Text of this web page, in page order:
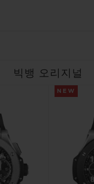
빅뱅 오리지널
NEW